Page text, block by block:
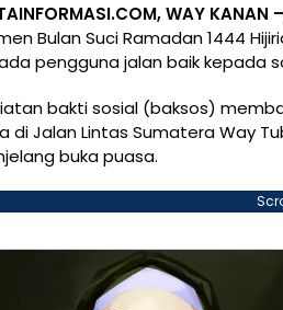
WAY KANAN –
Bulan Suci Ramadan 1444
pengguna jalan baik kepada
bakti sosial (baksos)
di Jalan Lintas Sumatera Way
buka puasa.